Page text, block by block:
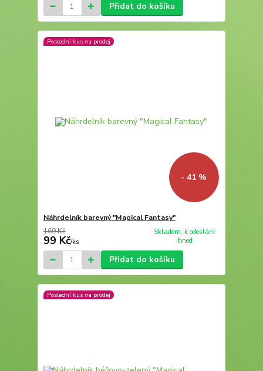
Přidat do košíku
Poslední kus na prodej
- 41 %
Náhrdelník barevný "Magical Fantasy"
169 Kč
99 Kč/ks
Skladem, k odeslání
ihned
Přidat do košíku
Poslední kus na prodej